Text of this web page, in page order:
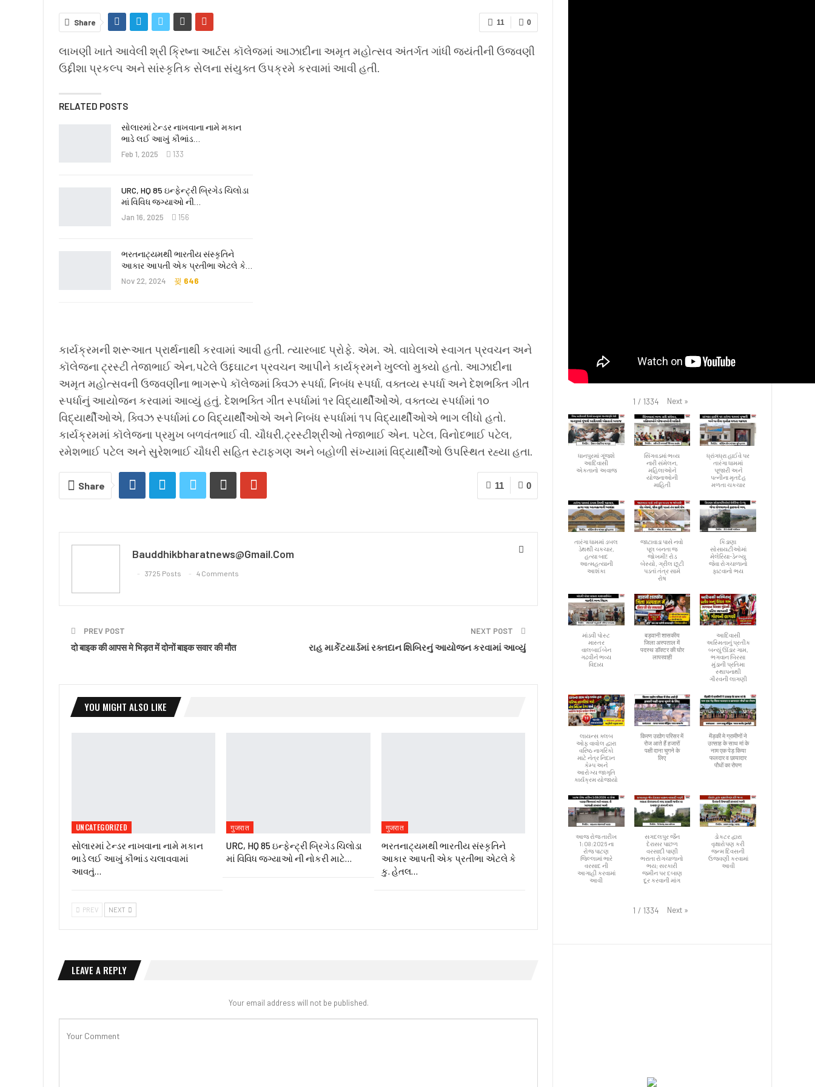
0
11
Share
લાખણી ખાતે આવેલી શ્રી ક્રિષ્ના આર્ટસ કૉલેજમાં આઝાદીના અમૃત મહોત્સવ અંતર્ગત ગાંધી જયંતીની ઉજવણી
ઉદ્દીશા પ્રકલ્પ અને સાંસ્કૃતિક સેલના સંયુક્ત ઉપક્રમે કરવામાં આવી હતી.
RELATED POSTS
સોલારમાં ટેન્ડર નાખવાના નામે મકાન
ભાડે લઈ આખું કૌભાંડ…
Feb 1, 2025 133
URC, HQ 85 ઇન્ફેન્ટ્રી બ્રિગેડ ચિલોડા
માં વિવિધ જગ્યાઓ ની…
Jan 16, 2025 156
ભરતનાટ્યમથી ભારતીય સંસ્કૃતિને
આકાર આપતી એક પ્રતીભા એટલે કે‌…
Nov 22, 2024 646
કાર્યક્રમની શરૂઆત પ્રાર્થનાથી કરવામાં આવી હતી. ત્યારબાદ પ્રોફે. એમ. એ. વાઘેલાએ સ્વાગત પ્રવચન અને
કૉલેજના ટ્રસ્ટી તેજાભાઈ એન,પટેલે ઉદ્દઘાટન પ્રવચન આપીને કાર્યક્રમને ખુલ્લો મુક્યો હતો. આઝાદીના
અમૃત મહોત્સવની ઉજવણીના ભાગરૂપે કૉલેજમાં ક્વિઝ સ્પર્ધા, નિબંધ સ્પર્ધા, વક્તવ્ય સ્પર્ધા અને દેશભક્તિ ગીત
સ્પર્ધાનું આયોજન કરવામાં આવ્યું હતું. દેશભક્તિ ગીત સ્પર્ધામાં ૧ર વિદ્યાર્થીઓેએ, વક્તવ્ય સ્પર્ધામાં ૧૦
વિદ્યાર્થીઓએ, ક્વિઝ સ્પર્ધામાં ૮૦ વિદ્યાર્થીઓએ અને નિબંધ સ્પર્ધામાં ૧૫ વિદ્યાર્થીઓએ ભાગ લીધો હતો.
કાર્યક્રમમાં કૉલેજના પ્રમુખ બળવંતભાઈ વી. ચૌધરી,ટ્રસ્ટીશ્રીઓ તેજાભાઈ એન. પટેલ, વિનોદભાઈ પટેલ,
રમેશભાઈ પટેલ અને સુરેશભાઈ ચૌધરી સહિત સ્ટાફગણ અને બહોળી સંખ્યામાં વિદ્યાર્થીઓ ઉપસ્થિત રહ્યા હતા.
0
11
Share
Bauddhikbharatnews@gmail.com
3725 Posts 4 Comments
PREV POST
दो बाइक की आपस मे भिड़त में दोनों बाइक सवार की मौत
NEXT POST
રાહ માર્કેટયાર્ડમાં રક્તદાન શિબિરનું આયોજન કરવામાં આવ્યું
YOU MIGHT ALSO LIKE
UNCATEGORIZED
સોલારમાં ટેન્ડર નાખવાના નામે મકાન
ભાડે લઈ આખું કૌભાંડ ચલાવવામાં
આવતું…
गुजरात
URC, HQ 85 ઇન્ફેન્ટ્રી બ્રિગેડ ચિલોડા
માં વિવિધ જગ્યાઓ ની નોકરી માટે…
गुजरात
ભરતનાટ્યમથી ભારતીય સંસ્કૃતિને
આકાર આપતી એક પ્રતીભા એટલે કે‌
કુ. હેતલ…
PREV NEXT
LEAVE A REPLY
Your email address will not be published.
1 / 1334 Next »
ધાનપુરમાં ગૂંજશે
આદિવાસી
એકતાનો અવાજ
સિંગવડમાં ભવ્ય
નારી સંમેલન,
મહિલાઓને
યોજનાઓની
માહિતી
ધ્રાંગધ્રા હાઈવે પર
તારંગા ધામમાં
પૂજારી અને
પત્નીના મૃતદેહ
મળતા ચકચાર
તારંગા ધામમાં ડબલ
ડેથથી ચકચાર,
હત્યા બાદ
આત્મહત્યાની
આશંકા
જાટાવાડા પાસે નવો
પૂલ બનતા જ
જોખમી! રોડ
બેસ્યો, ગ્રીલ છૂટી
પડતાં તંત્ર સામે
રોષ
કિડાણા
સોસાયટીઓમાં
મેલેરિયા-ડેન્ગ્યુ
જેવા રોગચાળાનો
ફાટવાનો ભય
માંડવી પોસ્ટ
માસ્તર
વાલબાઈબેન
ગઢવીને ભવ્ય
વિદાય
बड़वानी शासकीय
जिला अस्पताल में
पदस्थ डॉक्टर की घोर
लापरवाही
આદિવાસી
અસ્મિતાનું પ્રતીક
બન્યું ઊંડાર ગામ,
ભગવાન બિરસા
મુંડાની પ્રતિમા
સ્થાપનાથી
ગૌરવની લાગણી
લાયન્સ ક્લબ
ઓફ વાવોલ દ્વારા
વરિષ્ઠ નાગરિકો
માટે નેત્ર નિદાન
કેમ્પ અને
આરોગ્ય જાગૃતિ
કાર્યક્રમ યોજાયો
किरण उद्योग परिसर में
रोज आते हैं हजारों
पक्षी दाना चुगने के
लिए
मेंड़की मे ग्रामीणों ने
उत्साह के साथ मां के
नाम एक पेड़ किया
फलदार व छायादार
पौधों का रोपण
આજ રોજ તારીખ
1:08:2026 ના
રોજ પાટણ
જિલ્લામાં ભારે
વરસાદ ની
આગાહી કરવામાં
આવી
સગદલપુર જૈન
દેરાસર પાછળ
વરસાદી પાણી
ભરાતા રોગચાળાનો
ભય; સરકારી
જમીન પર દબાણ
દૂર કરવાની માંગ
ડોકટર દ્વારા
વૃક્ષારોપણ કરી
જન્મ દિવસની
ઉજવણી કરવામાં
આવી
1 / 1334 Next »
Overcast Clouds